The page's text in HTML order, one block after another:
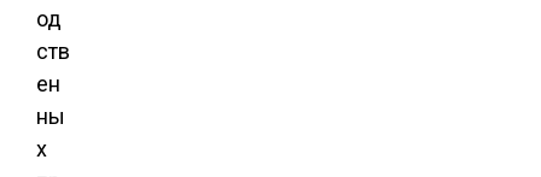
од
ств
ен
ны
х